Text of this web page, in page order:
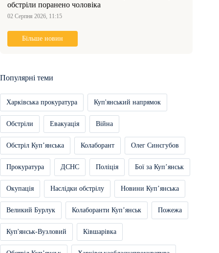
обстріли поранено чоловіка
02 Серпня 2026, 11:15
Більше новин
Популярні теми
Харківська прокуратура Куп'янський напрямок
Обстріли Евакуація Війна
Обстріл Купʼянська Колаборант Олег Синєгубов
Прокуратура ДСНС Поліція Бої за Купʼянськ
Окупація Наслідки обстрілу Новини Купʼянська
Великий Бурлук Колаборанти Купʼянськ Пожежа
Куп'янськ-Вузловий Ківшарівка